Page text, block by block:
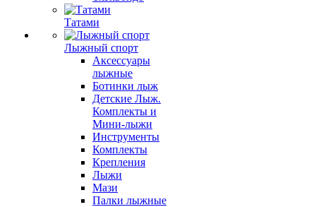
Татами
Лыжный спорт
Аксессуары
лыжные
Ботинки лыж
Детские Лыж.
Комплекты и
Мини-лыжи
Инструменты
Комплекты
Крепления
Лыжи
Мази
Палки лыжные